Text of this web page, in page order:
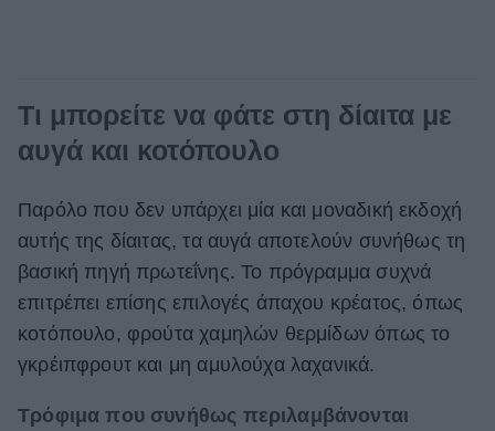
Τι μπορείτε να φάτε στη δίαιτα με
αυγά και κοτόπουλο
Παρόλο που δεν υπάρχει μία και μοναδική εκδοχή
αυτής της δίαιτας, τα αυγά αποτελούν συνήθως τη
βασική πηγή πρωτεΐνης. Το πρόγραμμα συχνά
επιτρέπει επίσης επιλογές άπαχου κρέατος, όπως
κοτόπουλο, φρούτα χαμηλών θερμίδων όπως το
γκρέιπφρουτ και μη αμυλούχα λαχανικά.
Τρόφιμα που συνήθως περιλαμβάνονται